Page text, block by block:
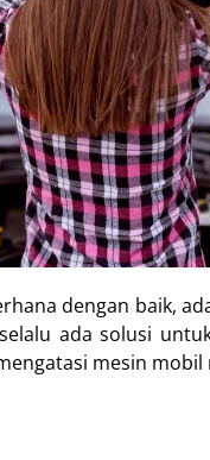
dengan baik,
ada solusi
mesin